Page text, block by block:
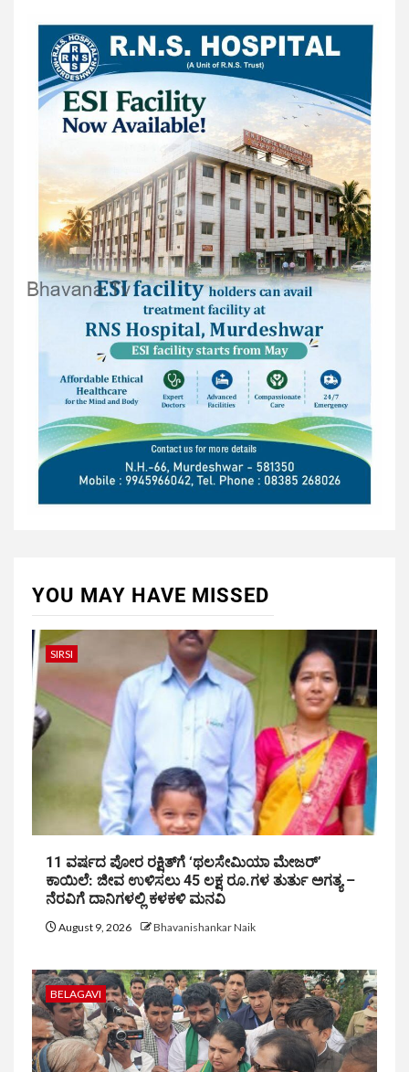
YOU MAY HAVE MISSED
SIRSI
11 ವರ್ಷದ ಪೋರ ರಕ್ಷಿತ್‌ಗೆ ‘ಥಲಸೇಮಿಯಾ ಮೇಜರ್’
ಕಾಯಿಲೆ: ಜೀವ ಉಳಿಸಲು 45 ಲಕ್ಷ ರೂ.ಗಳ ತುರ್ತು ಅಗತ್ಯ –
ನೆರವಿಗೆ ದಾನಿಗಳಲ್ಲಿ ಕಳಕಳಿ ಮನವಿ
August 9, 2026 Bhavanishankar Naik
BELAGAVI